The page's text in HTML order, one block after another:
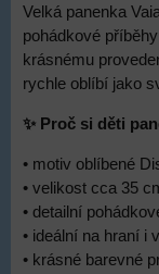
Velká panenka
pohádkové
krásnému
rychle oblíbí jako
✨ Proč si děti
• motiv oblíbené
• velikost cca 35
• detailní
• ideální na hraní i
• krásné barevné